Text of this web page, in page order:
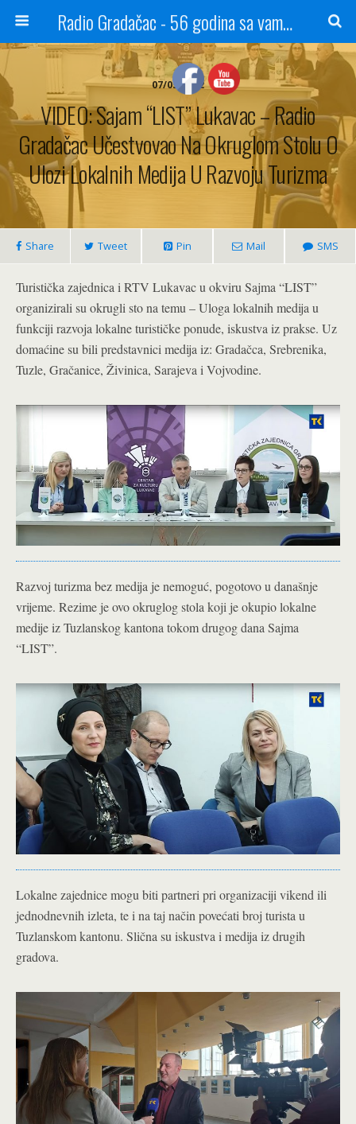
Radio Gradačac - 56 godina sa vama...
07/05/2022
VIDEO: Sajam “LIST” Lukavac – Radio
Gradačac Učestvovao Na Okruglom Stolu O
Ulozi Lokalnih Medija U Razvoju Turizma
Share Tweet Pin Mail SMS
Turistička zajednica i RTV Lukavac u okviru Sajma “LIST”
organizirali su okrugli sto na temu – Uloga lokalnih medija u
funkciji razvoja lokalne turističke ponude, iskustva iz prakse. Uz
domaćine su bili predstavnici medija iz: Gradačca, Srebrenika,
Tuzle, Gračanice, Živinica, Sarajeva i Vojvodine.
Razvoj turizma bez medija je nemoguć, pogotovo u današnje
vrijeme. Rezime je ovo okruglog stola koji je okupio lokalne
medije iz Tuzlanskog kantona tokom drugog dana Sajma
“LIST”.
Lokalne zajednice mogu biti partneri pri organizaciji vikend ili
jednodnevnih izleta, te i na taj način povećati broj turista u
Tuzlanskom kantonu. Slična su iskustva i medija iz drugih
gradova.